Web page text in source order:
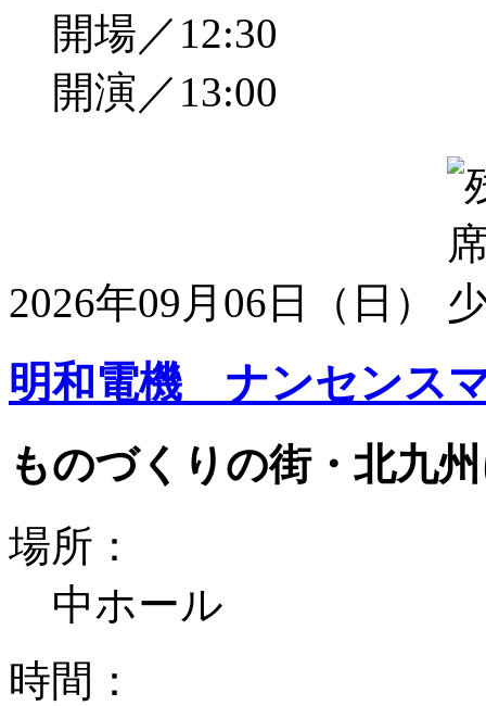
開場／12:30
開演／13:00
2026年09月06日（日）
明和電機 ナンセンス
ものづくりの街・北九
場所：
中ホール
時間：